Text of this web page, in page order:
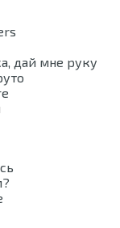
дай мне руку